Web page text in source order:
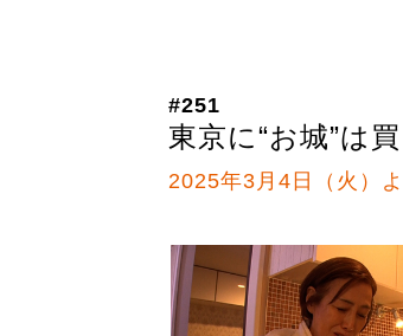
#251
東京に“お城”は
2025年3月4日（火）